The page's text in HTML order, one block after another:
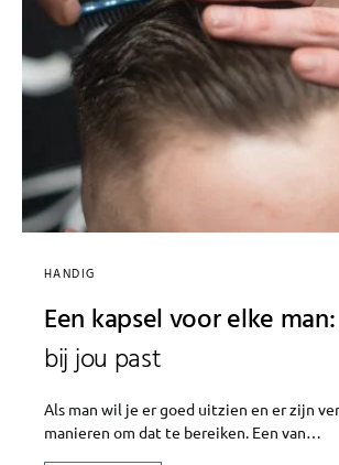
HANDIG
Een kapsel voor elke
bij jou past
Als man wil je er goed uitzien en er zijn
manieren om dat te bereiken. Een van…